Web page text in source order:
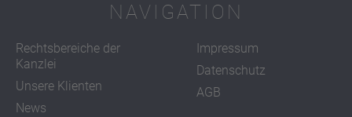
NAVIGATION
Rechtsbereiche der
Kanzlei
Unsere Klienten
News
Impressum
Datenschutz
AGB